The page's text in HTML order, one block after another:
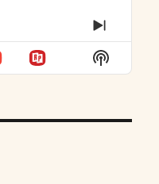
NEXT
Show
Podcast